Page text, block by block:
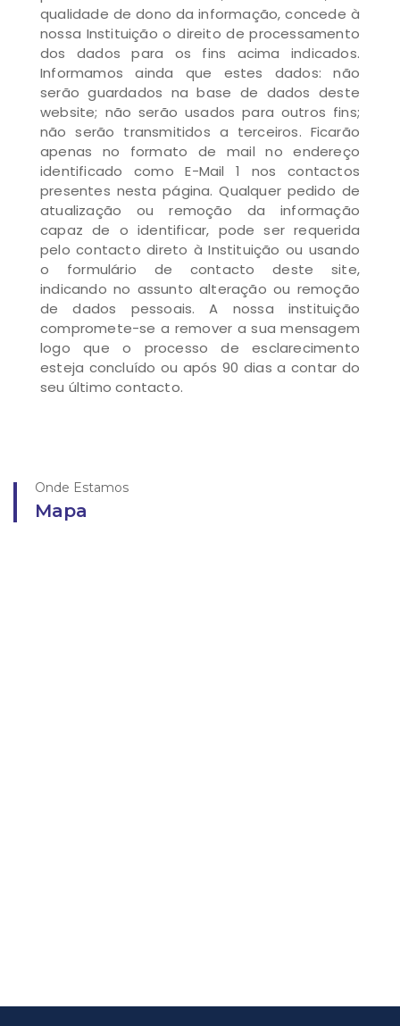
qualidade de dono da informação, concede à
nossa Instituição o direito de processamento
dos dados para os fins acima indicados.
Informamos ainda que estes dados: não
serão guardados na base de dados deste
website; não serão usados para outros fins;
não serão transmitidos a terceiros. Ficarão
apenas no formato de mail no endereço
identificado como E-Mail 1 nos contactos
presentes nesta página. Qualquer pedido de
atualização ou remoção da informação
capaz de o identificar, pode ser requerida
pelo contacto direto à Instituição ou usando
o formulário de contacto deste site,
indicando no assunto alteração ou remoção
de dados pessoais. A nossa instituição
compromete-se a remover a sua mensagem
logo que o processo de esclarecimento
esteja concluído ou após 90 dias a contar do
seu último contacto.
Onde Estamos
Mapa